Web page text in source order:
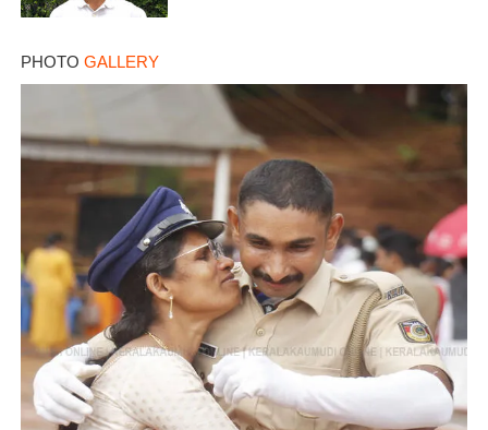
PHOTO GALLERY